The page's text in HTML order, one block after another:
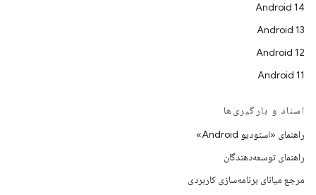
Android 14
Android 13
Android 12
Android 11
اسناد و بارگیری‌ها
راهنمای «استودیو Android»
راهنمای توسعه‌دهندگان
مرجع میانای برنامه‌سازی کاربردی